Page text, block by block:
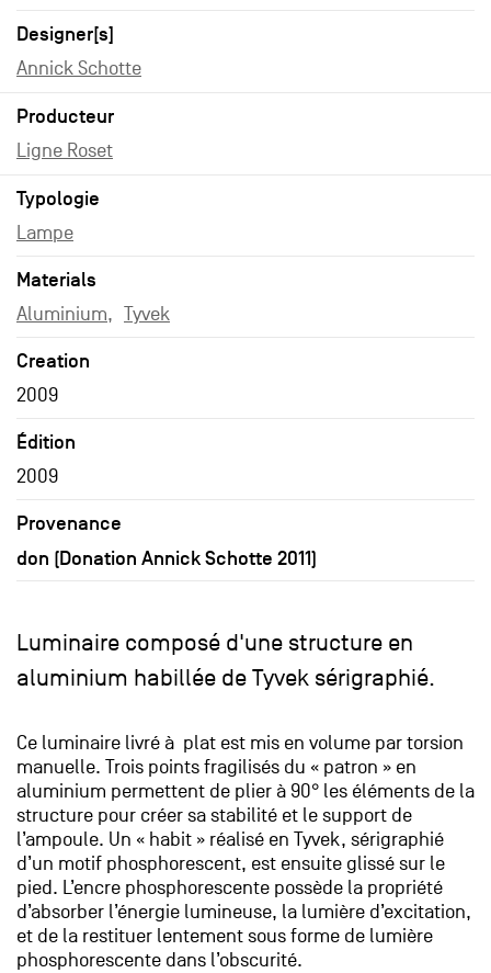
Designer[s]
Annick Schotte
Producteur
Ligne Roset
Typologie
Lampe
Materials
Aluminium Tyvek
Creation
2009
Édition
2009
Provenance
don (Donation Annick Schotte 2011)
Luminaire composé d'une structure en
aluminium habillée de Tyvek sérigraphié.
Ce luminaire livré à plat est mis en volume par torsion
manuelle. Trois points fragilisés du « patron » en
aluminium permettent de plier à 90° les éléments de la
structure pour créer sa stabilité et le support de
l’ampoule. Un « habit » réalisé en Tyvek, sérigraphié
d’un motif phosphorescent, est ensuite glissé sur le
pied. L’encre phosphorescente possède la propriété
d’absorber l’énergie lumineuse, la lumière d’excitation,
et de la restituer lentement sous forme de lumière
phosphorescente dans l’obscurité.